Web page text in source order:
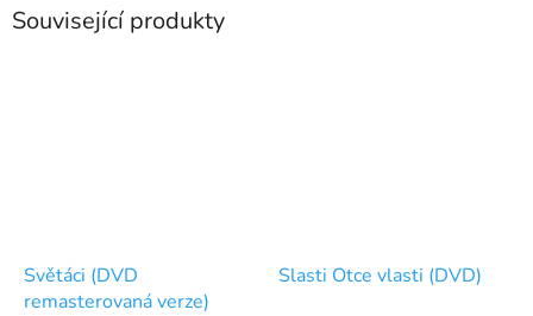
Související produkty
Světáci (DVD
remasterovaná verze)
Slasti Otce vlasti (DVD)